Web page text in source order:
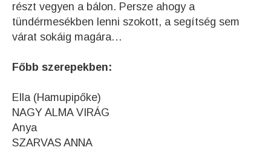
részt vegyen a bálon. Persze ahogy a
tündérmesékben lenni szokott, a segítség sem
várat sokáig magára…
Főbb szerepekben:
Ella (Hamupipőke)
NAGY ALMA VIRÁG
Anya
SZARVAS ANNA